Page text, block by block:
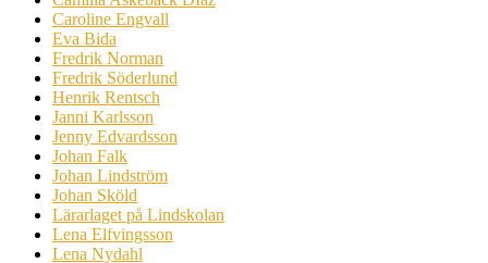
Caroline Engvall
Eva Bida
Fredrik Norman
Fredrik Söderlund
Henrik Rentsch
Janni Karlsson
Jenny Edvardsson
Johan Falk
Johan Lindström
Johan Sköld
Lärarlaget på Lindskolan
Lena Elfvingsson
Lena Nydahl